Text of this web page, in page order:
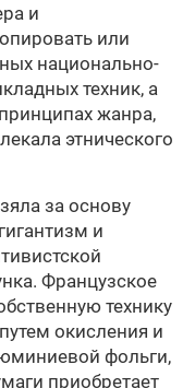
и
или
национально-
техник, а
жанра,
этнического
за основу
и
Французское
технику
окисления и
фольги,
приобретает